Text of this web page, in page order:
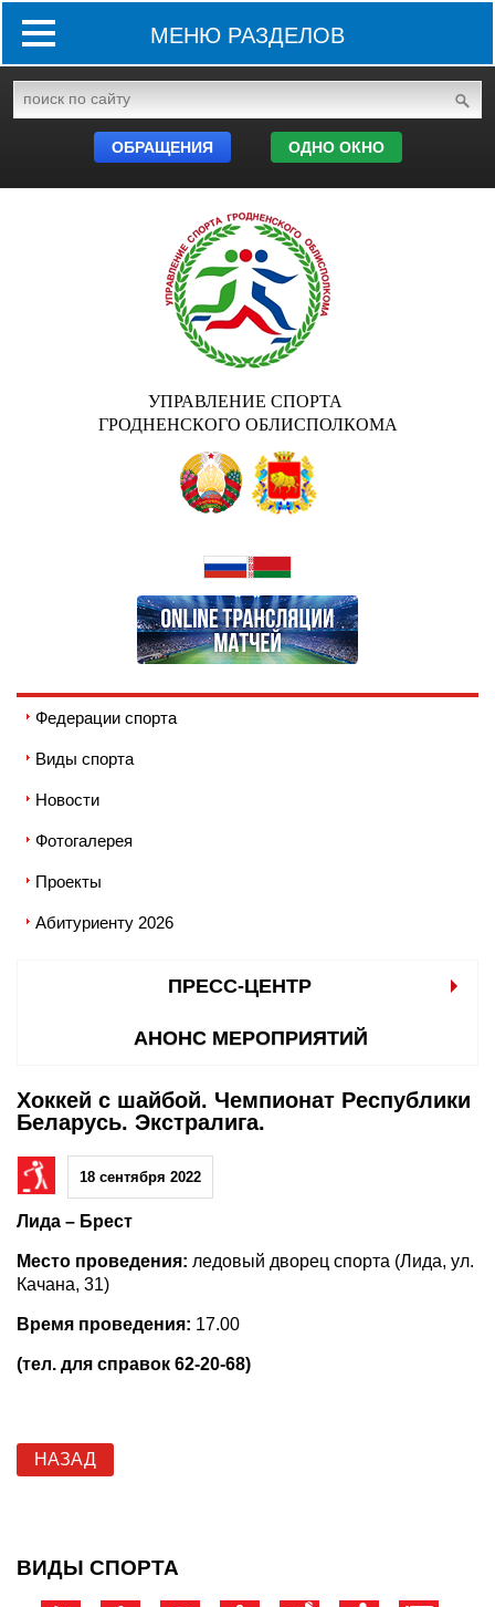
МЕНЮ РАЗДЕЛОВ
ОБРАЩЕНИЯ ОДНО ОКНО
УПРАВЛЕНИЕ СПОРТА
ГРОДНЕНСКОГО ОБЛИСПОЛКОМА
Федерации спорта
Виды спорта
Новости
Фотогалерея
Проекты
Абитуриенту 2026
ПРЕСС-ЦЕНТР
АНОНС МЕРОПРИЯТИЙ
Хоккей с шайбой. Чемпионат Республики
Беларусь. Экстралига.
18 сентября 2022
Лида – Брест
Место проведения: ледовый дворец спорта (Лида, ул.
Качана, 31)
Время проведения: 17.00
(тел. для справок 62-20-68)
НАЗАД
ВИДЫ СПОРТА